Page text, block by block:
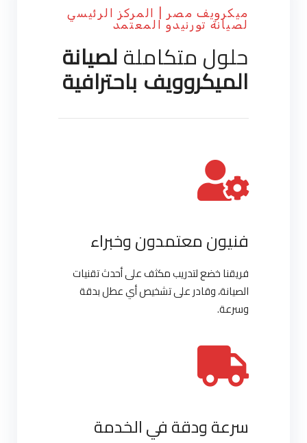
ميكرويف مصر | المركز الرئيسي
لصيانة تورنيدو المعتمد
حلول متكاملةلصيانة
الميكروويف باحترافية
فنيون معتمدون وخبراء
فريقنا خضع لتدريب مكثف على أحدث تقنيات
الصيانة، وقادر على تشخيص أي عطل بدقة
وسرعة.
سرعة ودقة في الخدمة